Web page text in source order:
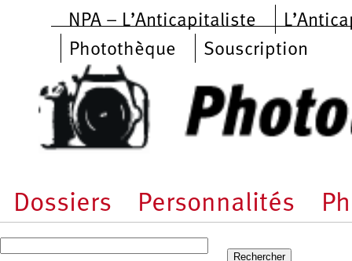
Aller au contenu principal
NPA – L’Anticapitaliste
Photothèque
Souscription
Dossiers Personnalités